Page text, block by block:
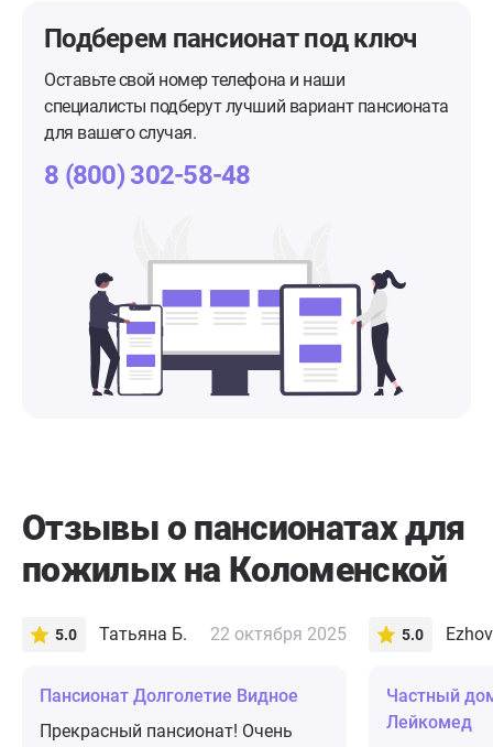
Подберем пансионатпод ключ
Оставьте свой номер телефона и наши
специалисты подберут лучший вариант пансионата
для вашего случая.
8 (800) 302-58-48
Отзывы о пансионатах для
пожилых на Коломенской
5.0 Татьяна Б. 22 октября 2025
Пансионат Долголетие Видное
Прекрасный пансионат! Очень
5.0
Частный
Лейкомед